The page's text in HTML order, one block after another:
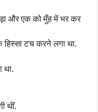
और एक को मुँह में भर कर
टच करने लगा था.
था.
थीं.